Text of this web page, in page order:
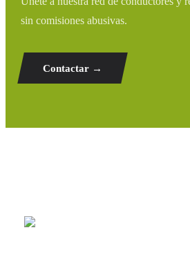
sin comisiones abusivas.
Contactar →